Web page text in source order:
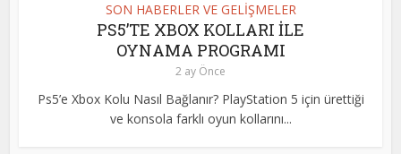
SON HABERLER VE GELİŞMELER
PS5’TE XBOX KOLLARI İLE
OYNAMA PROGRAMI
2 ay Önce
Ps5’e Xbox Kolu Nasıl Bağlanır? PlayStation 5 için ürettiği
ve konsola farklı oyun kollarını...